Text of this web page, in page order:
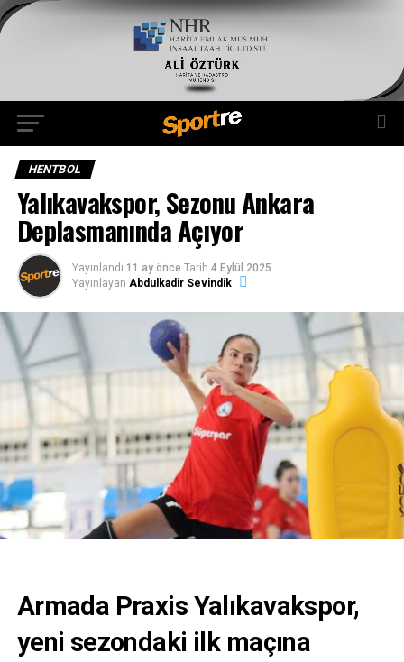
HENTBOL
Yalıkavakspor, Sezonu Ankara
Deplasmanında Açıyor
Yayınlandı 11 ay önce Tarih 4 Eylül 2025
Yayınlayan Abdulkadir Sevindik
Armada Praxis Yalıkavakspor,
yeni sezondaki ilk maçına